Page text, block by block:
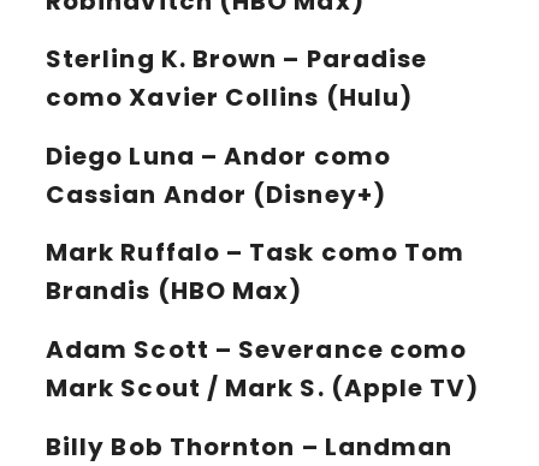
Sterling K. Brown – Paradise
como Xavier Collins (Hulu)
Diego Luna – Andor como
Cassian Andor (Disney+)
Mark Ruffalo – Task como Tom
Brandis (HBO Max)
Adam Scott – Severance como
Mark Scout / Mark S. (Apple TV)
Billy Bob Thornton – Landman